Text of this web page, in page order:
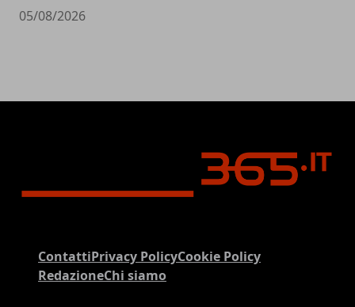
05/08/2026
ContattiPrivacy PolicyCookie Policy
RedazioneChi siamo